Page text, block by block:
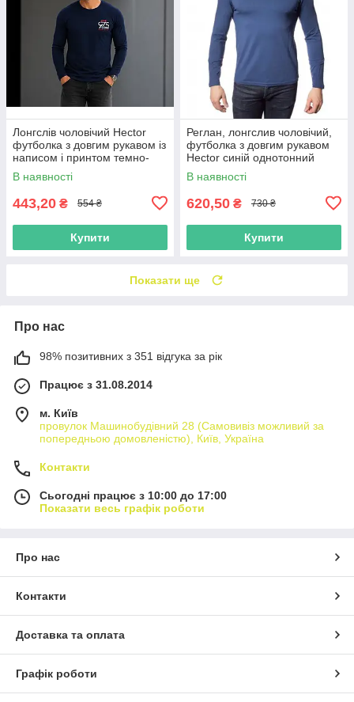
Лонгслів чоловічий Hector
футболка з довгим рукавом із
написом і принтом темно-
синій
В наявності
443,20 ₴ 554 ₴
Купити
Реглан, лонгслив чоловічий,
футболка з довгим рукавом
Hector синій однотонний
розмір М
В наявності
620,50 ₴ 730 ₴
Купити
Показати ще
Про нас
98% позитивних з 351 відгука за рік
Працює з 31.08.2014
м. Київ
провулок Машинобудівний 28 (Самовивіз можливий за
попередньою домовленістю), Київ, Україна
Контакти
Сьогодні працює з 10:00 до 17:00
Показати весь графік роботи
Про нас
Контакти
Доставка та оплата
Графік роботи